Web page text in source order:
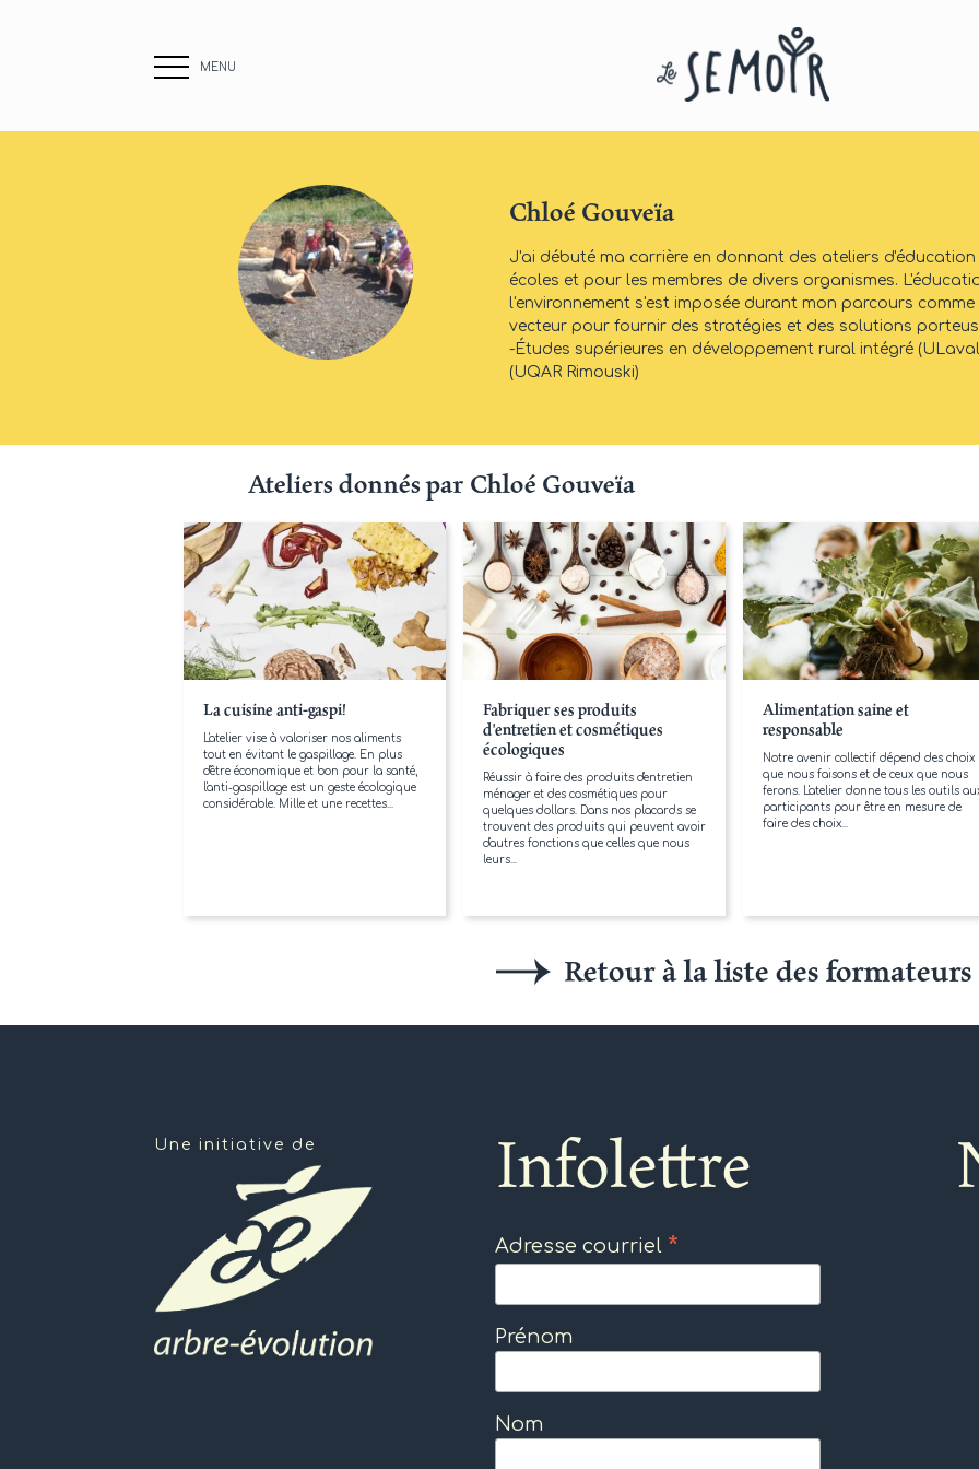
MENU
Chloé Gouveïa
J'ai débuté ma carrière en donnant des ateliers
écoles et pour les membres de divers organismes.
l'environnement s'est imposée durant mon parcours
vecteur pour fournir des stratégies et des solutions
-Études supérieures en développement rural intégré
(UQAR Rimouski)
Ateliers donnés par Chloé Gouveïa
La cuisine anti-gaspi!
L'atelier vise à valoriser nos aliments
tout en évitant le gaspillage. En plus
d'être économique et bon pour la santé,
l'anti-gaspillage est un geste écologique
considérable. Mille et une recettes...
Fabriquer ses produits
d'entretien et cosmétiques
écologiques
Réussir à faire des produits d'entretien
ménager et des cosmétiques pour
quelques dollars. Dans nos placards se
trouvent des produits qui peuvent avoir
d'autres fonctions que celles que nous
leurs...
Alimentation saine et
responsable
Notre avenir collectif dépend des choix
que nous faisons et de ceux que nous
ferons. L'atelier donne tous les outils
participants pour être en mesure de
faire des choix...
Retour à la liste des formateurs
Une initiative de Infolettre
Adresse courriel *
Prénom
Nom